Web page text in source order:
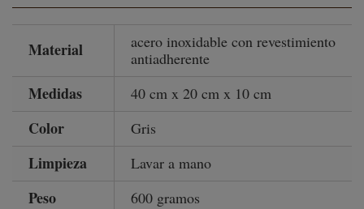
Material
acero inoxidable con revestimiento
antiadherente
Medidas 40 cm x 20 cm x 10 cm
Color Gris
Limpieza Lavar a mano
Peso 600 gramos